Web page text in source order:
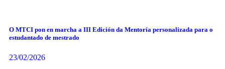
O MTCI pon en marcha a III Edición da Mentoría personalizada para o
estudantado de mestrado
23/02/2026